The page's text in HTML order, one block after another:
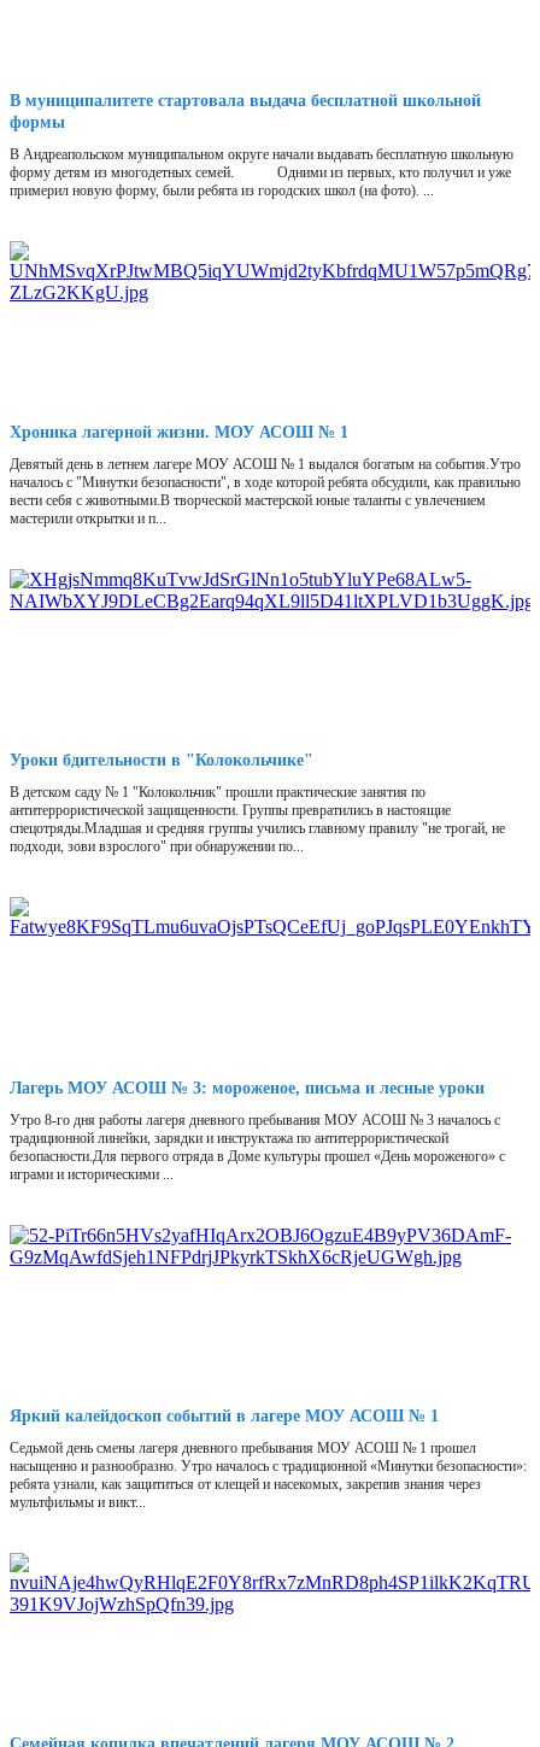
В муниципалитете стартовала выдача бесплатной школьной
формы
В Андреапольском муниципальном округе начали выдавать бесплатную школьную
форму детям из многодетных семей. Одними из первых, кто получил и уже
примерил новую форму, были ребята из городских школ (на фото). ...
Хроника лагерной жизни. МОУ АСОШ № 1
Девятый день в летнем лагере МОУ АСОШ № 1 выдался богатым на события.Утро
началось с "Минутки безопасности", в ходе которой ребята обсудили, как правильно
вести себя с животными.В творческой мастерской юные таланты с увлечением
мастерили открытки и п...
Уроки бдительности в "Колокольчике"
В детском саду № 1 "Колокольчик" прошли практические занятия по
антитеррористической защищенности. Группы превратились в настоящие
спецотряды.Младшая и средняя группы учились главному правилу "не трогай, не
подходи, зови взрослого" при обнаружении по...
Лагерь МОУ АСОШ № 3: мороженое, письма и лесные уроки
Утро 8-го дня работы лагеря дневного пребывания МОУ АСОШ № 3 началось с
традиционной линейки, зарядки и инструктажа по антитеррористической
безопасности.Для первого отряда в Доме культуры прошел «День мороженого» с
играми и историческими ...
Яркий калейдоскоп событий в лагере МОУ АСОШ № 1
Седьмой день смены лагеря дневного пребывания МОУ АСОШ № 1 прошел
насыщенно и разнообразно. Утро началось с традиционной «Минутки безопасности»:
ребята узнали, как защититься от клещей и насекомых, закрепив знания через
мультфильмы и викт...